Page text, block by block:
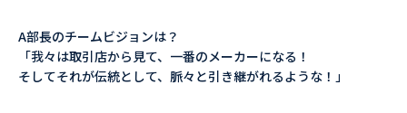
A部長のチームビジョンは？
「我々は取引店から見て、一番のメーカーになる！
そしてそれが伝統として、脈々と引き継がれるような！」